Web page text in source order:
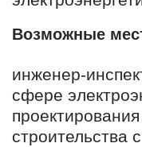
Возможные
инженер-
сфере
строительства